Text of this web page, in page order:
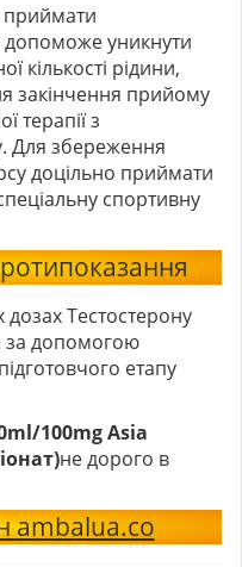
приймати
допоможе уникнути
кількості рідини,
закінчення прийому
терапії з
Для збереження
доцільно приймати
спортивну
Тестостерону
за допомогою
етапу
100mg Asia
не дорого в
ambalua.co